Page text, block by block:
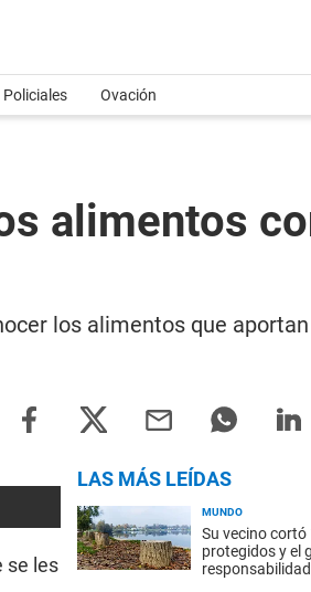
Policiales Ovación
alimentos
los alimentos que
se les
LAS MÁS LEÍDAS
MUNDO
Su vecino
protegidos y el
responsabilidad